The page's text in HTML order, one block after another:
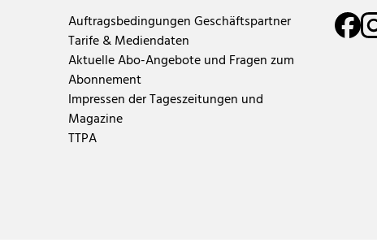
Auftragsbedingungen Geschäftspartner
Tarife & Mediendaten
Aktuelle Abo-Angebote und Fragen zum
Abonnement
Impressen der Tageszeitungen und
Magazine
TTPA